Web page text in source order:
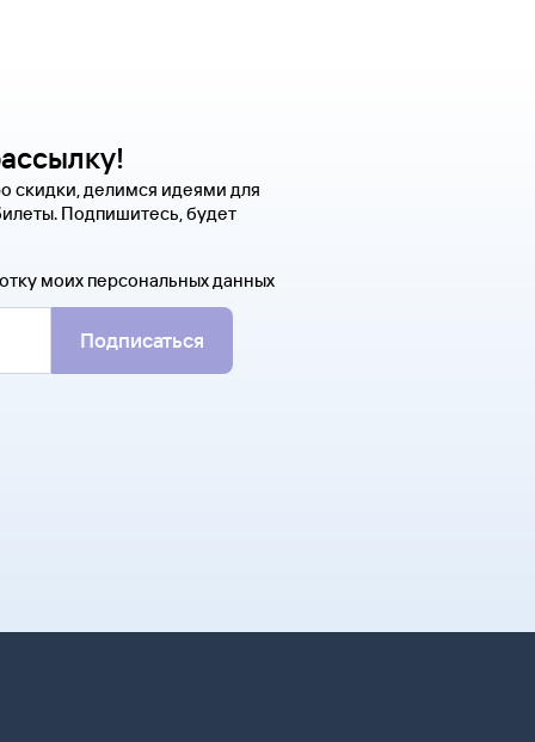
скидки, делимся идеями для
Подпишитесь, будет
моих персональных данных
Подписаться